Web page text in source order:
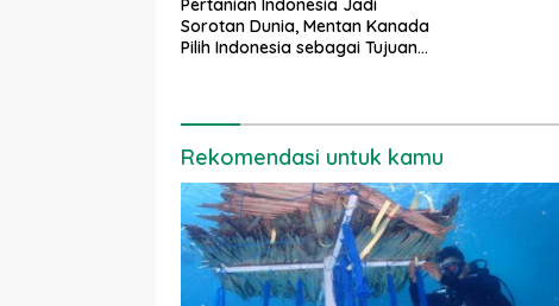
Pertanian Indonesia Jadi
Sorotan Dunia, Mentan Kanada
Pilih Indonesia sebagai Tujuan
Rekomendasi untuk kamu